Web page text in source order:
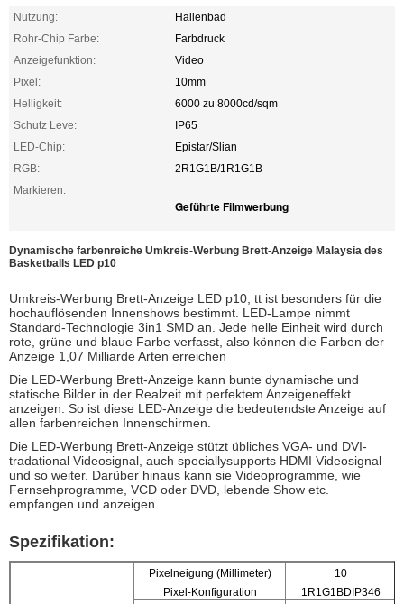
Nutzung:
Hallenbad
Rohr-Chip Farbe:
Farbdruck
Anzeigefunktion:
Video
Pixel:
10mm
Helligkeit:
6000 zu 8000cd/sqm
Schutz Leve:
IP65
LED-Chip:
Epistar/Slian
RGB:
2R1G1B/1R1G1B
Markieren:
Geführte Filmwerbung
Dynamische farbenreiche Umkreis-Werbung Brett-Anzeige Malaysia des
Basketballs LED p10
Umkreis-Werbung Brett-Anzeige LED p10, tt ist besonders für die
hochauflösenden Innenshows bestimmt. LED-Lampe nimmt
Standard-Technologie 3in1 SMD an. Jede helle Einheit wird durch
rote, grüne und blaue Farbe verfasst, also können die Farben der
Anzeige 1,07 Milliarde Arten erreichen
Die LED-Werbung Brett-Anzeige kann bunte dynamische und
statische Bilder in der Realzeit mit perfektem Anzeigeneffekt
anzeigen. So ist diese LED-Anzeige die bedeutendste Anzeige auf
allen farbenreichen Innenschirmen.
Die LED-Werbung Brett-Anzeige stützt übliches VGA- und DVI-
tradational Videosignal, auch speciallysupports HDMI Videosignal
und so weiter. Darüber hinaus kann sie Videoprogramme, wie
Fernsehprogramme, VCD oder DVD, lebende Show etc.
empfangen und anzeigen.
Spezifikation:
Pixelneigung (Millimeter)
10
Pixel-Konfiguration
1R1G1BDIP346